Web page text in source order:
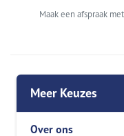
Maak een afspraak
Meer Keuzes
Over ons